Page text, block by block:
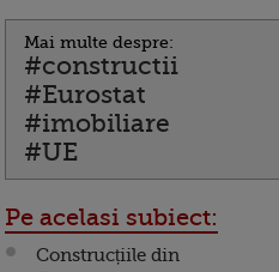
Mai multe despre:
#constructii
#Eurostat
#imobiliare
#UE
Pe acelasi subiect:
Construcțiile din